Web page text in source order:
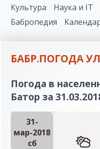
Культура
Наука и IT
Бабропедия
БАБР.ПОГОДА
Погода в
Батор за
31-
мар-2018
сб